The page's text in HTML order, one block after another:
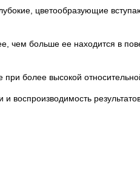
цветообразующие
чем больше ее находится в
более высокой